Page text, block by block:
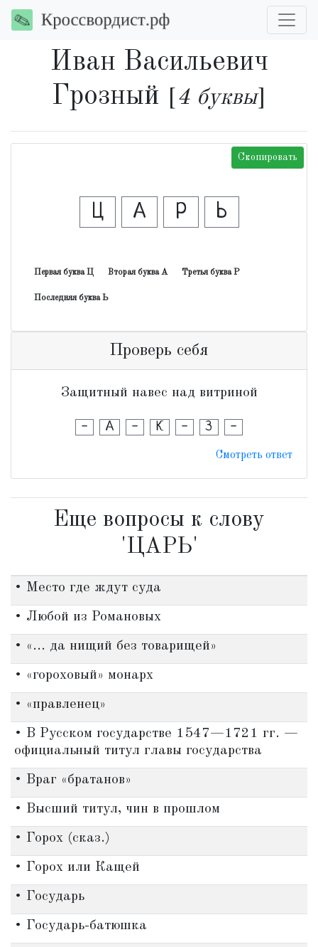
Иван Васильевич
Грозный
4 буквы]
Скопировать
Ц А Р Ь
Первая буква Ц Вторая буква А Третья буква Р
Последняя буква Ь
Проверь себя
Защитный навес над витриной
- А - К - З -
Смотреть ответ
Еще вопросы к слову
'ЦАРЬ'
• Место где ждут суда
• Любой из Романовых
• «... да нищий без товарищей»
• «гороховый» монарх
• «правленец»
• В Русском государстве 1547—1721 гг. —
официальный титул главы государства
• Враг «братанов»
• Высший титул, чин в прошлом
• Горох (сказ.)
• Горох или Кащей
• Государь
• Государь-батюшка